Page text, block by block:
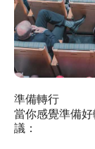
準備轉行
當你感覺準備
議：